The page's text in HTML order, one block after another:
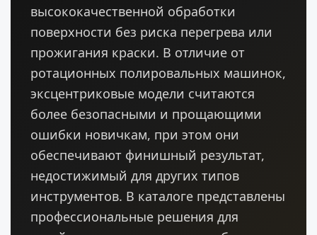
высококачественной обработки
поверхности без риска перегрева или
прожигания краски. В отличие от
ротационных полировальных машинок,
эксцентриковые модели считаются
более безопасными и прощающими
ошибки новичкам, при этом они
обеспечивают финишный результат,
недостижимый для других типов
инструментов. В каталоге представлены
профессиональные решения для